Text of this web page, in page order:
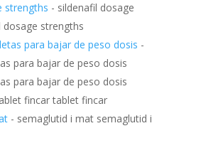
strengths - sildenafil dosage
strengths
para bajar de peso dosis -
para bajar de peso dosis
para bajar de peso dosis
fincar tablet fincar
- semaglutid i mat semaglutid i